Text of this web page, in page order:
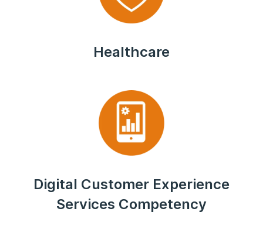
Healthcare
Digital Customer Experience
Services Competency